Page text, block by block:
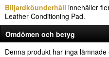
Biljardköunderhåll innehåller
Leather Conditioning Pad.
Omdömen och betyg
Denna produkt har inga